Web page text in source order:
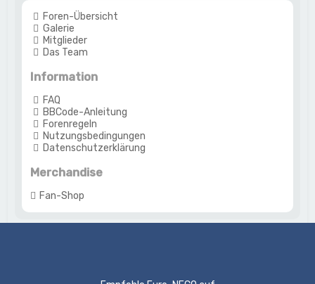
Foren-Übersicht
Galerie
Mitglieder
Das Team
Information
FAQ
BBCode-Anleitung
Forenregeln
Nutzungsbedingungen
Datenschutzerklärung
Merchandise
Fan-Shop